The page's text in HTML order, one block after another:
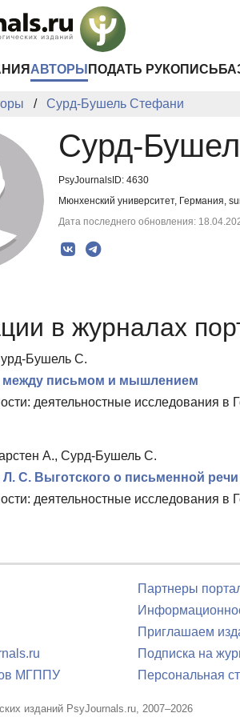
АВТОРЫ ПОДАТЬ РУКОПИСЬ
Сурд-Бушель Стефани
Сурд-
PsyJournalsID: 4630
Мюнхенский университет, Германия,
Дата последнего обновления:
в журналах
Бушель С.
между письмом и мышлением
деятельностные исследования в
А., Сурд-Бушель С.
Л. С. Выготского о письменной речи
деятельностные исследования в
МГППУ
Партнеры
Приглашаем
Подписка на
Персональная
изданий PsyJournals.ru, 2007–2026